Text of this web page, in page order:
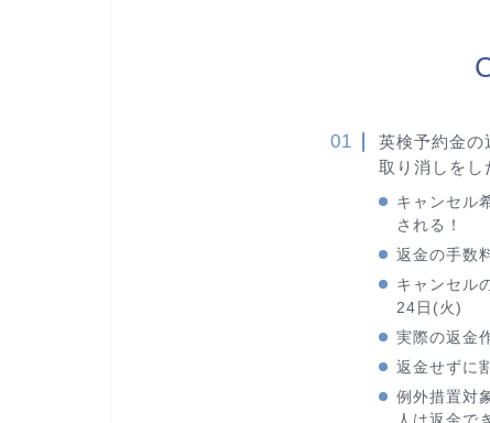
英検予約金の
取り消しをし
キャンセル
される！
返金の手数
キャンセル
24日(火)
実際の返金
返金せずに
例外措置対